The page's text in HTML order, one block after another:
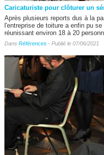
Caricaturiste pour clôturer un
Après plusieurs reports dus à la
l'entreprise de toiture a enfin pu se
réunissant environ 18 à 20
Dans Références- Publié le 07/06/2021